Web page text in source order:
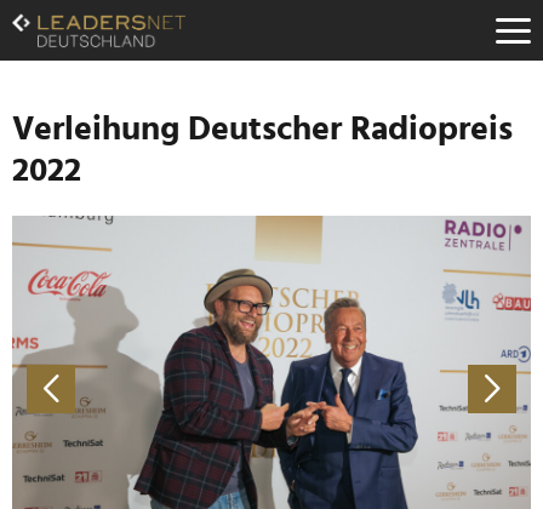
Zum
Inhalt
Zur
Navigation
Zur
Hauptnavigation
Verleihung Deutscher Radiopreis
2022